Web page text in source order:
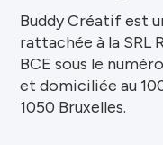
Buddy Créatif est
rattachée à la SRL
BCE sous le
et domiciliée au
1050 Bruxelles.